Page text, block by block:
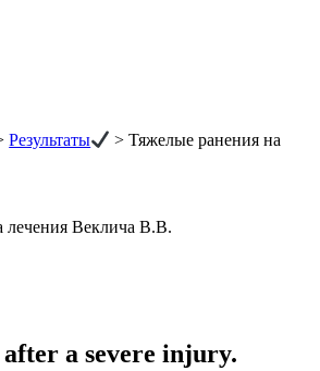
Результаты >Тяжелые ранения на
лечения Веклича В.В.
a severe injury.